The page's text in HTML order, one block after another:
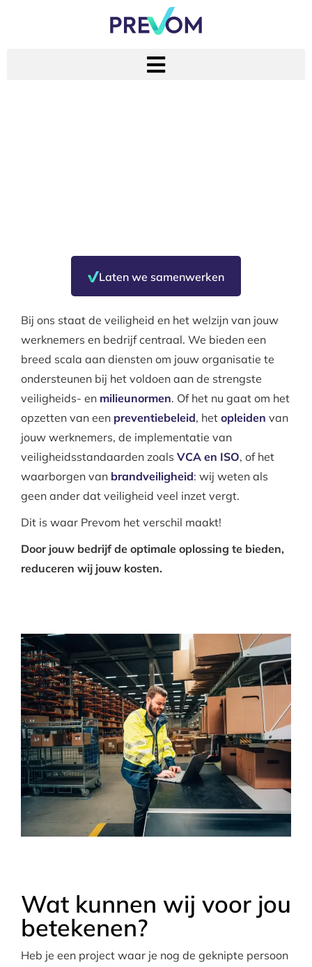
Laten we samenwerken
Bij ons staat de veiligheid en het welzijn van jouw
werknemers en bedrijf centraal. We bieden een
breed scala aan diensten om jouw organisatie te
ondersteunen bij het voldoen aan de strengste
veiligheids- en milieunormen. Of het nu gaat om het
opzetten van een preventiebeleid, het opleiden van
jouw werknemers, de implementatie van
veiligheidsstandaarden zoals VCA en ISO, of het
waarborgen van brandveiligheid: wij weten als
geen ander dat veiligheid veel inzet vergt.
Dit is waar Prevom het verschil maakt!
Door jouw bedrijf de optimale oplossing te bieden,
reduceren wij jouw kosten.
Wat kunnen wij voor jou
betekenen?
Heb je een project waar je nog de geknipte persoon